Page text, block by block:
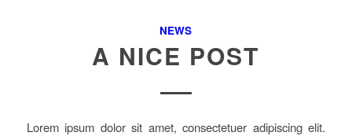
NEWS
A NICE POST
Lorem ipsum dolor sit amet, consectetuer adipiscing elit.